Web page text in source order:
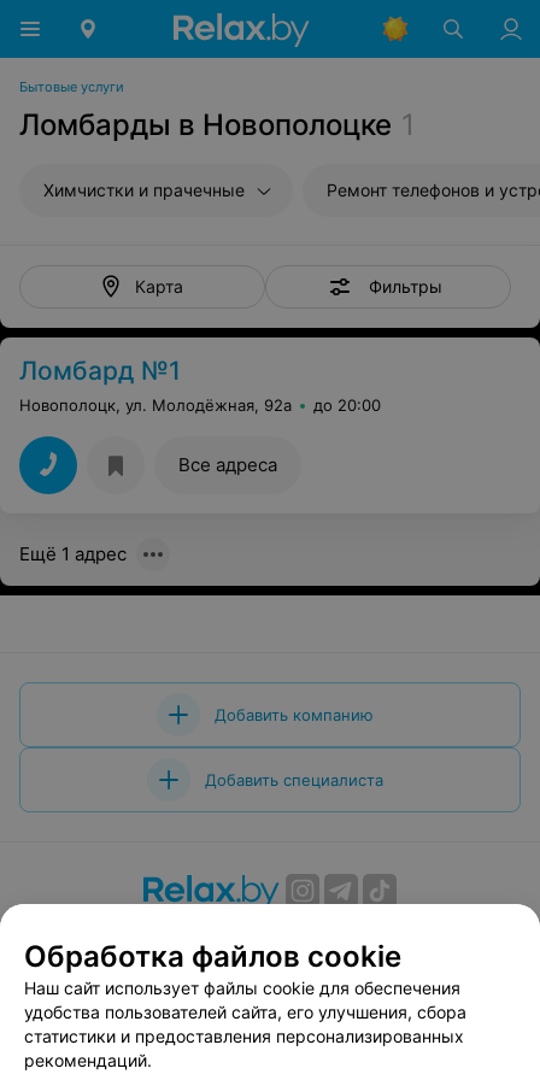
Бытовые услуги
Ломбарды в Новополоцке 1
Химчистки и прачечные Ремонт телефонов и устройств
Карта Фильтры
Ломбард №1
Новополоцк, ул. Молодёжная, 92а до 20:00
Все адреса
Ещё 1 адрес
Добавить компанию
Добавить специалиста
Вакансии
Публичный договор
Способы оплаты
Публичный договор по использованию сервиса
«Афиша»
Пользовательское соглашение
Обработка файлов cookie
Наш сайт использует файлы cookie для обеспечения
удобства пользователей сайта, его улучшения, сбора
статистики и предоставления персонализированных
рекомендаций.